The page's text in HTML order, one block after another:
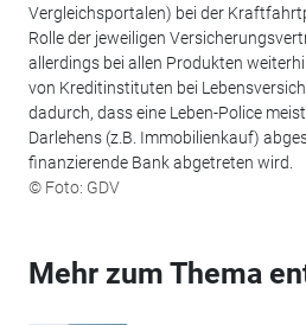
Vergleichsportalen) bei der
Rolle der jeweiligen
allerdings bei allen Produkten
von Kreditinstituten bei
dadurch, dass eine Leben-Police
Darlehens (z.B. Immobilienkauf)
finanzierende Bank abgetreten wird.
© Foto: GDV
Mehr zum Thema